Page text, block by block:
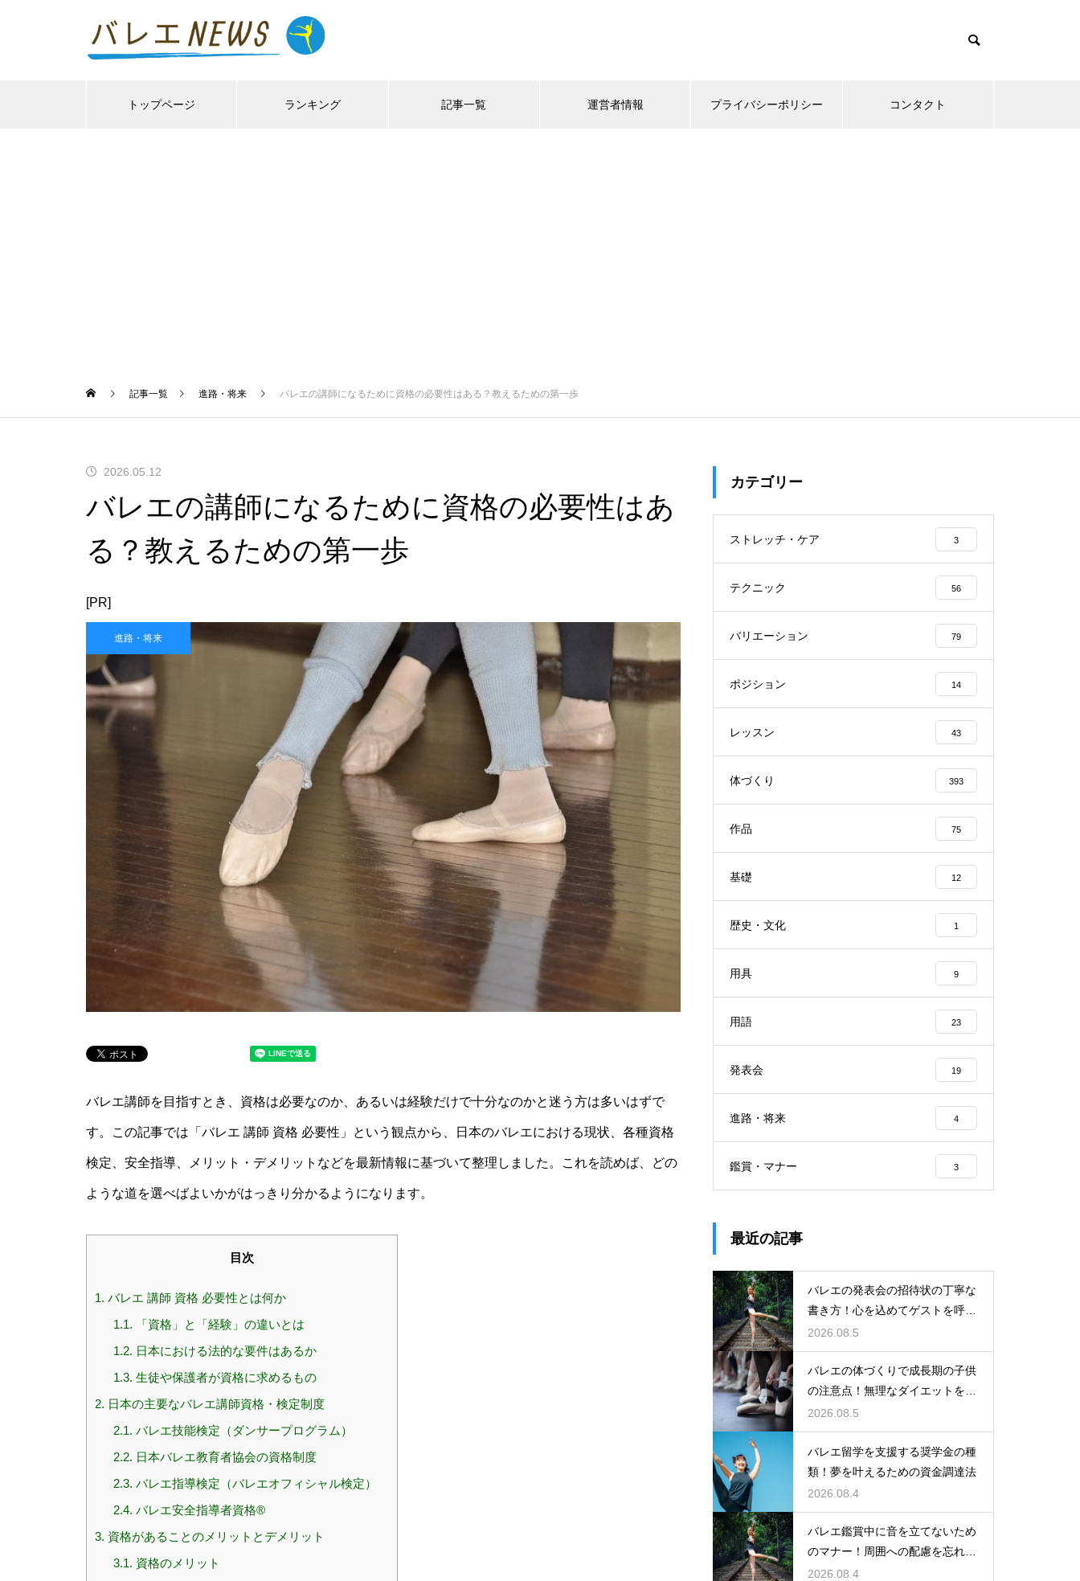
トップページ ランキング 記事一覧 運営者情報 プライバシーポリシー コンタクト
記事一覧 進路・将来 バレエの講師になるために資格の必要性はある？教えるための第一歩
2026.05.12
バレエの講師になるために資格の必要性はあ
る？教えるための第一歩
[PR]
進路・将来
バレエ講師を目指すとき、資格は必要なのか、あるいは経験だけで十分なのかと迷う方は多いはずで
す。この記事では「バレエ 講師 資格 必要性」という観点から、日本のバレエにおける現状、各種資格
検定、安全指導、メリット・デメリットなどを最新情報に基づいて整理しました。これを読めば、どの
ような道を選べばよいかがはっきり分かるようになります。
目次
1. バレエ 講師 資格 必要性とは何か
1.1. 「資格」と「経験」の違いとは
1.2. 日本における法的な要件はあるか
1.3. 生徒や保護者が資格に求めるもの
2. 日本の主要なバレエ講師資格・検定制度
2.1. バレエ技能検定（ダンサープログラム）
2.2. 日本バレエ教育者協会の資格制度
2.3. バレエ指導検定（バレエオフィシャル検定）
2.4. バレエ安全指導者資格®
3. 資格があることのメリットとデメリット
3.1. 資格のメリット
カテゴリー
ストレッチ・ケア 3
テクニック 56
バリエーション 79
ポジション 14
レッスン 43
体づくり 393
作品 75
基礎 12
歴史・文化 1
用具 9
用語 23
発表会 19
進路・将来 4
鑑賞・マナー 3
最近の記事
バレエの発表会の招待状の丁寧な
書き方！心を込めてゲストを呼ぶ
コツ
2026.08.5
バレエの体づくりで成長期の子供
の注意点！無理なダイエットを防
ぎ健康に
2026.08.5
バレエ留学を支援する奨学金の種
類！夢を叶えるための資金調達法
2026.08.4
バレエ鑑賞中に音を立てないため
のマナー！周囲への配慮を忘れず
に
2026.08.4